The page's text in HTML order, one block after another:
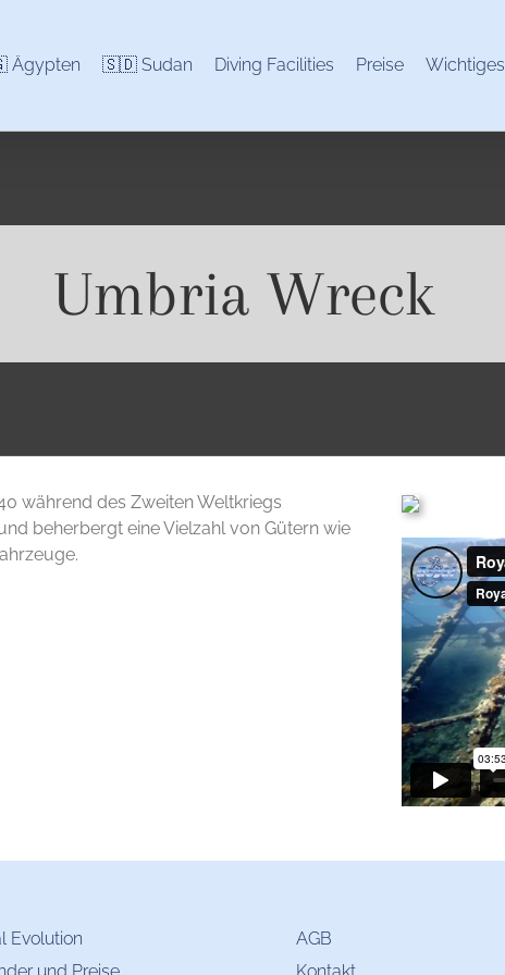
🇸🇩 Sudan Diving Facilities Preise Wichtiges
Umbria Wreck
während des Zweiten Weltkriegs
beherbergt eine Vielzahl von Gütern wie
Evolution
AGB